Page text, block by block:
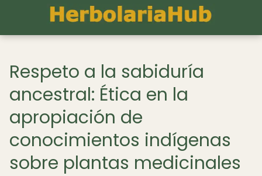
Respeto a la sabiduría
ancestral: Ética en la
apropiación de
conocimientos indígenas
sobre plantas medicinales